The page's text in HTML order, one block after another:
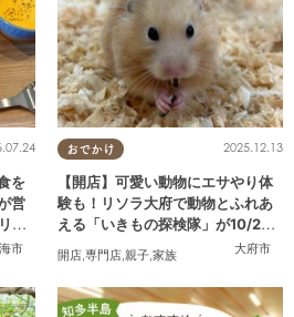
市
を
営
ュ
ト
店, まちネタ,親子,夫婦 ,家族 ,カップル おひとりさま
おでかけ
大府市
2025.12.13
【開店】可愛い動物にエサやり体
験も！リソラ大府で動物とふれあ
える「いきもの探検隊」が10/24
開店 専門店 親子 家族